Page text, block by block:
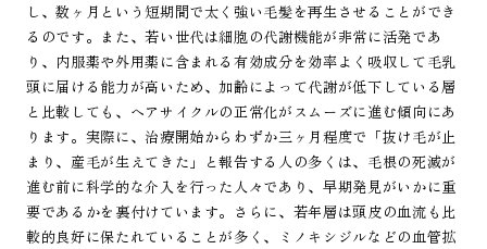
し、数ヶ月という短期間で太く強い毛髪を再生させることができ
るのです。また、若い世代は細胞の代謝機能が非常に活発であ
り、内服薬や外用薬に含まれる有効成分を効率よく吸収して毛乳
頭に届ける能力が高いため、加齢によって代謝が低下している層
と比較しても、ヘアサイクルの正常化がスムーズに進む傾向にあ
ります。実際に、治療開始からわずか三ヶ月程度で「抜け毛が止
まり、産毛が生えてきた」と報告する人の多くは、毛根の死滅が
進む前に科学的な介入を行った人々であり、早期発見がいかに重
要であるかを裏付けています。さらに、若年層は頭皮の血流も比
較的良好に保たれていることが多く、ミノキシジルなどの血管拡